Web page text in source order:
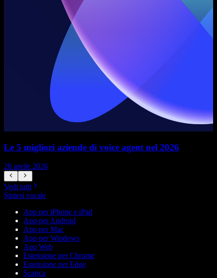
Le 5 migliori aziende di voice agent nel 2026
28 aprile 2026
Vedi tutti
Sintesi vocale
App per iPhone e iPad
App per Android
App per Mac
App per Windows
App Web
Estensione per Chrome
Estensione per Edge
Scarica